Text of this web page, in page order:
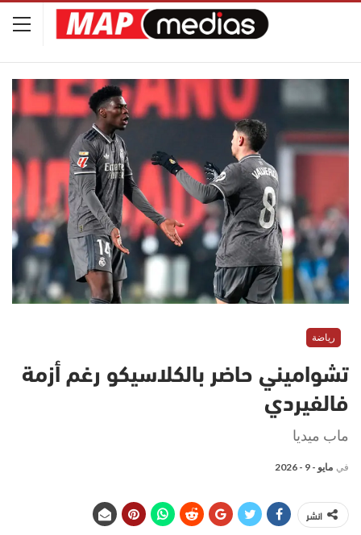
رياضة
تشواميني حاضر بالكلاسيكو رغم أزمة
فالفيردي
ماب ميديا
في مايو - 9 - 2026
انشر